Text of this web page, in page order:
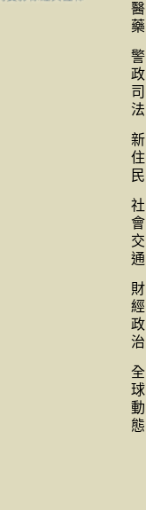
醫
藥
警
政
司
法
新
住
民
社
會
交
通
財
經
政
治
全
球
動
態